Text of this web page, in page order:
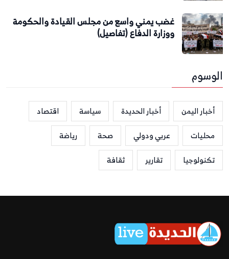
غضب يمني واسع من مجلس القيادة والحكومة
ووزارة الدفاع (تفاصيل)
الوسوم
أخبار اليمن أخبار الحديدة سياسة
اقتصاد
محليات
عربي ودولي صحة
رياضة
تكنولوجيا
تقارير ثقافة